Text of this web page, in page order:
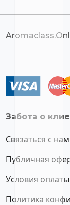
Забота о
Связаться с
Публичная
Условия оплаты
Политика